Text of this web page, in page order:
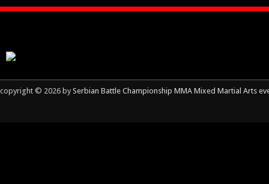
copyright © 2026 by Serbian Battle Championship MMA Mixed Martial Arts